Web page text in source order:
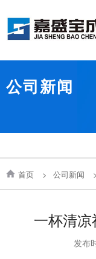
公司新闻
首页 > 公司新闻 >
一杯清
发布